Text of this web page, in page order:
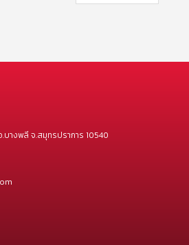
างพลี จ.สมุทรปราการ 10540